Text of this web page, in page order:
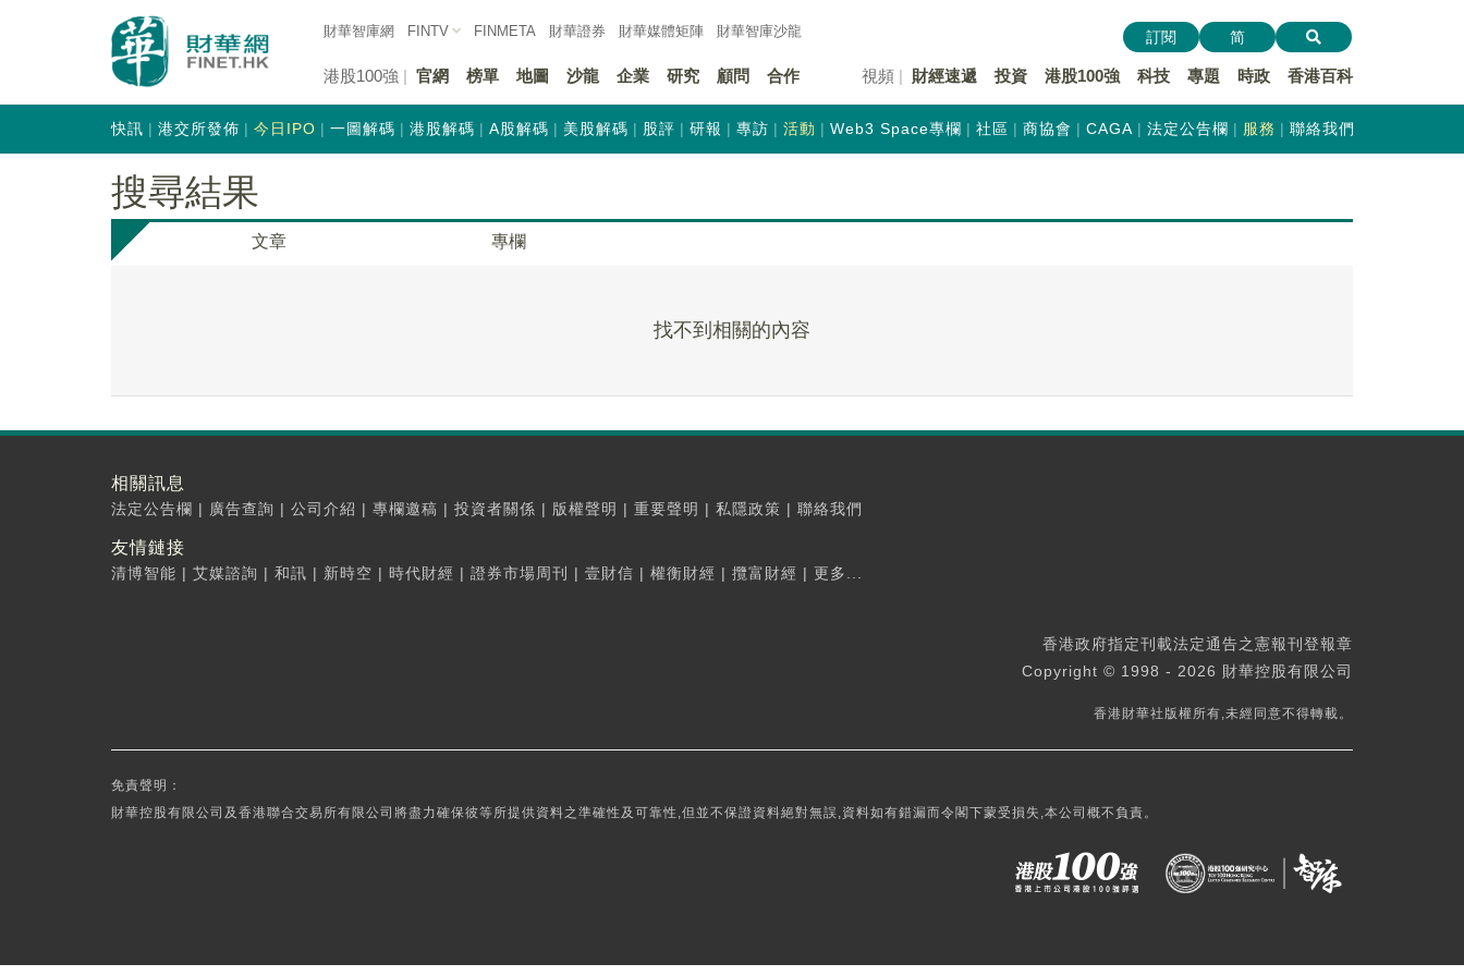
財華智庫網 FINTV FINMETA 財華證券 財華媒體矩陣 財華智庫沙龍
港股100強 官網 榜單 地圖 沙龍 企業 研究 顧問 合作 視頻 財經速遞 投資 港股100強 科技 專題 時政 香港百科
訂閱 简
快訊 港交所發佈 今日IPO 一圖解碼 港股解碼 A股解碼 美股解碼 股評 研報 專訪 活動 Web3 Space專欄 社區 商協會 CAGA 法定公告欄 服務 聯絡我們
搜尋結果
文章 專欄
找不到相關的內容
相關訊息
法定公告欄 | 廣告查詢 | 公司介紹 | 專欄邀稿 | 投資者關係 | 版權聲明 | 重要聲明 | 私隱政策 | 聯絡我們
友情鏈接
清博智能 | 艾媒諮詢 | 和訊 | 新時空 | 時代財經 | 證券市場周刊 | 壹財信 | 權衡財經 | 攬富財經 | 更多...
香港政府指定刊載法定通告之憲報刊登報章
Copyright © 1998 - 2026 財華控股有限公司
香港財華社版權所有,未經同意不得轉載。
免責聲明：
財華控股有限公司及香港聯合交易所有限公司將盡力確保彼等所提供資料之準確性及可靠性,但並不保證資料絕對無誤,資料如有錯漏而令閣下蒙受損失,本公司概不負責。